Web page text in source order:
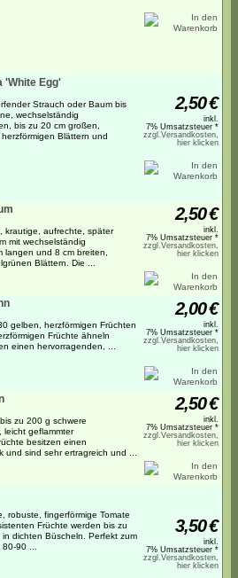
'White Egg'
Strauch oder Baum bis
wechselständig
bis zu 20 cm großen,
Blättern und
2,50€
inkl.
7% Umsatzsteuer *
zzgl.Versandkosten,
hier klicken
krautige, aufrechte, später
mit wechselständig
und 8 cm breiten,
Blättern. Die ...
2,50€
inkl.
7% Umsatzsteuer *
zzgl.Versandkosten,
hier klicken
gelben, herzförmigen Früchten
Früchte ähneln
einen hervorragenden, ...
2,00€
inkl.
7% Umsatzsteuer *
zzgl.Versandkosten,
hier klicken
zu 200 g schwere
leicht geflammter
besitzen einen
und sind sehr ertragreich und ...
2,50€
inkl.
7% Umsatzsteuer *
zzgl.Versandkosten,
hier klicken
robuste, fingerförmige Tomate
Früchte werden bis zu
dichten Büscheln. Perfekt zum
90 ...
3,50€
inkl.
7% Umsatzsteuer *
zzgl.Versandkosten,
hier klicken